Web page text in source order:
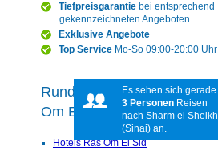
Es sehen sich gerade
3 Personen Reisen
nach Sharm el Sheikh
(Sinai) an.
Tiefpreisgarantie bei entsprechend
gekennzeichneten Angeboten
Exklusive Angebote
Top Service Mo-So 09:00-20:00 Uhr
Rund um das Reiseziel Ras
Om El Sid
Hotels Ras Om El Sid